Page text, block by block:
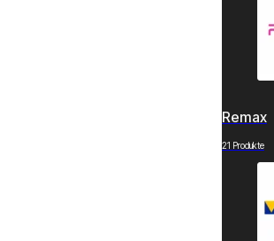
Remax
21 Produkte